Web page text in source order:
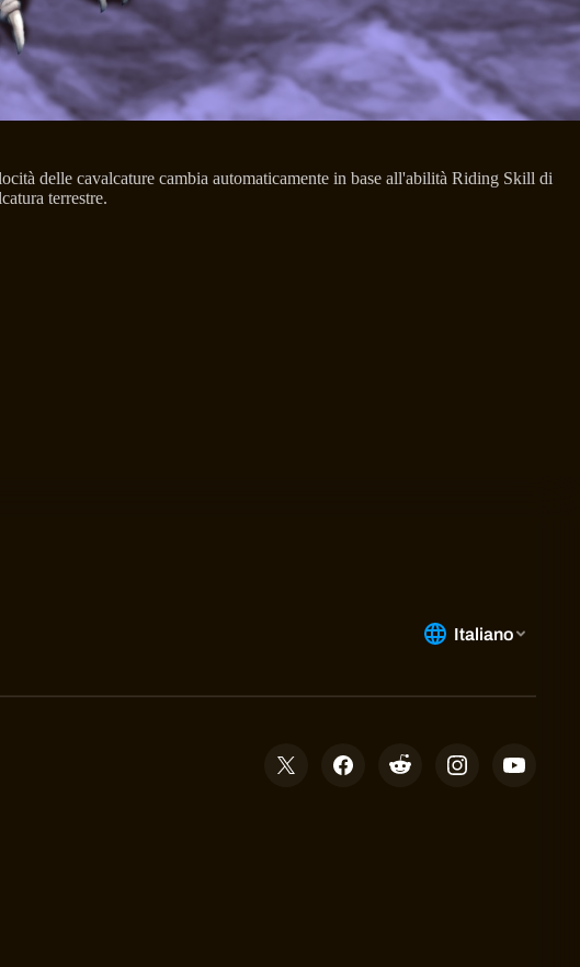
delle cavalcature cambia automaticamente in base all'abilità Riding Skill di
terrestre.